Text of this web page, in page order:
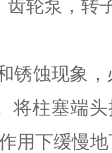
轮泵，转
锈蚀现象
将柱塞端
用下缓慢